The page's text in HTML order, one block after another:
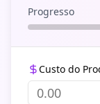
Progresso
Custo do